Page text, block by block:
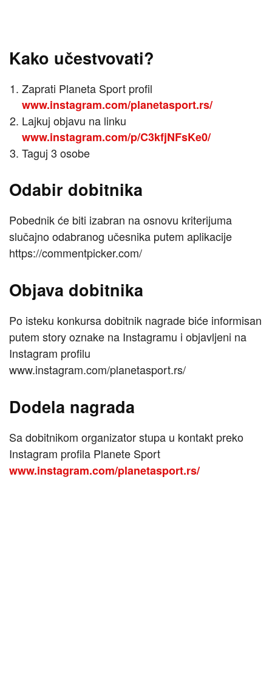
Kako učestvovati?
Zaprati Planeta Sport profil
www.instagram.com/planetasport.rs/
Lajkuj objavu na linku
www.instagram.com/p/C3kfjNFsKe0/
Taguj 3 osobe
Odabir dobitnika
Pobednik će biti izabran na osnovu kriterijuma
slučajno odabranog učesnika putem aplikacije
https://commentpicker.com/
Objava dobitnika
Po isteku konkursa dobitnik nagrade biće informisan
putem story oznake na Instagramu i objavljeni na
Instagram profilu
www.instagram.com/planetasport.rs/
Dodela nagrada
Sa dobitnikom organizator stupa u kontakt preko
Instagram profila Planete Sport
www.instagram.com/planetasport.rs/